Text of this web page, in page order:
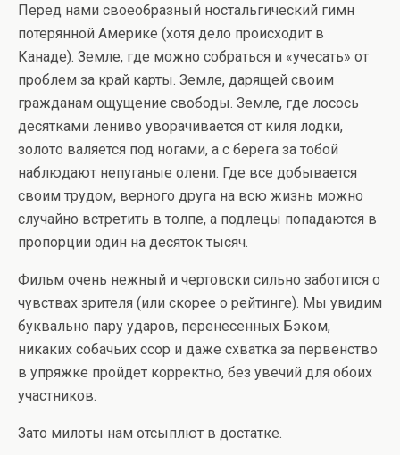
Перед нами своеобразный ностальгический гимн
потерянной Америке (хотя дело происходит в
Канаде). Земле, где можно собраться и «учесать» от
проблем за край карты. Земле, дарящей своим
гражданам ощущение свободы. Земле, где лосось
десятками лениво уворачивается от киля лодки,
золото валяется под ногами, а с берега за тобой
наблюдают непуганые олени. Где все добывается
своим трудом, верного друга на всю жизнь можно
случайно встретить в толпе, а подлецы попадаются в
пропорции один на десяток тысяч.
Фильм очень нежный и чертовски сильно заботится о
чувствах зрителя (или скорее о рейтинге). Мы увидим
буквально пару ударов, перенесенных Бэком,
никаких собачьих ссор и даже схватка за первенство
в упряжке пройдет корректно, без увечий для обоих
участников.
Зато милоты нам отсыплют в достатке.